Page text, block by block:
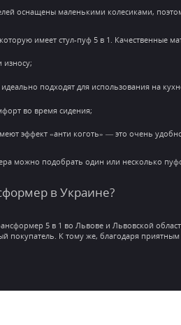
оснащены маленькими колесиками,
имеет стул-пуф 5 в 1. Качественные
подходят для использования на
во время сидения;
эффект «анти коготь» — это очень
можно подобрать один или несколько
в Украине?
5 в 1 во Львове и Львовской
покупатель. К тому же, благодаря